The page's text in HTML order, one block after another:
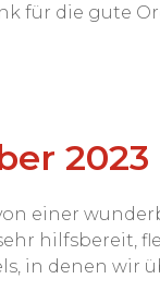
für die gute
2023
einer
hilfsbereit,
in denen wir